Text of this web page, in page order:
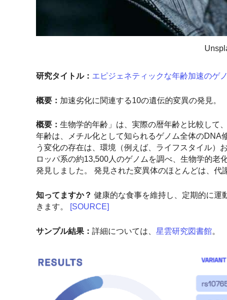
研究タイトル： エピジェネティックな年齢加速のゲ
概要： 加速劣化に関連する10の遺伝的変異の発見。
概要： 生物学的年齢」は、実際の暦年齢と比較して
年齢は、メチル化として知られるゲノム全体のDNA
う変化の存在は、環境（例えば、ライフスタイル）
ロッパ系の約13,500人のゲノムを調べ、生物学的
発見しました。 発見された変異体のほとんどは、代
知ってますか？ 健康的な食事を維持し、定期的に運
きます。
[SOURCE]
サンプル結果： 詳細については、 星雲研究図書館。